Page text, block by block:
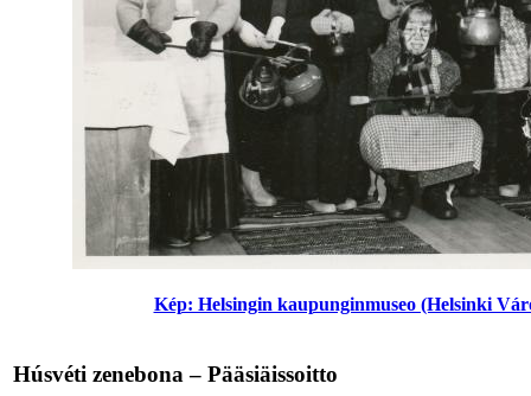
Kép: Helsingin kaupunginmuseo (Helsinki
Húsvéti zenebona – Pääsiäissoitto